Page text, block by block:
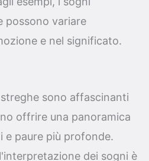
possono variare
e nel significato.
sono affascinanti
offrire una panoramica
e paure più profonde.
dei sogni è